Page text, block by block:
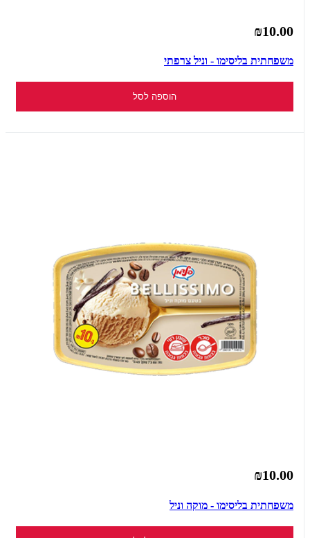
₪10.00
משפחתית בליסימו - וניל צרפתי
הוספה לסל
₪10.00
משפחתית בליסימו - מוקה וניל